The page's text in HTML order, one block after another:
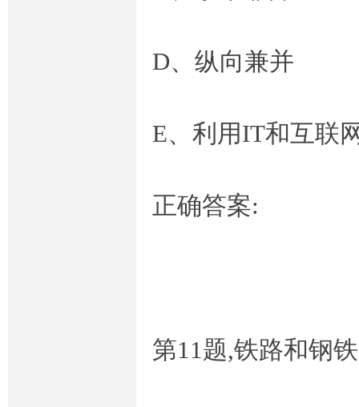
D、纵向兼并
E、利用IT和互联
正确答案:
第11题,铁路和钢